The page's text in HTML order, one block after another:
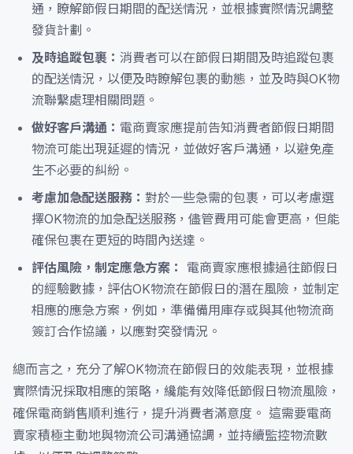
通，瞭解節假日期間的配送情況，並根據實際情況調整
發貨計劃。
及時追蹤包裹： 消費者可以在節假日期間及時追蹤包裹
的配送情況，以便及時瞭解包裹的動態，並及時與OK物
流聯繫處理相關問題。
做好客戶溝通： 電商賣家應提前告知消費者節假日期間
物流可能出現延遲的情況，並做好客戶溝通，以避免產
生不必要的糾紛。
考慮加急配送服務： 對於一些急需的包裹，可以考慮選
擇OK物流的加急配送服務，儘管費用可能會更高，但能
確保包裹在更短的時間內送達。
評估風險，制定應急方案：
電商賣家應根據過往節假日
的經驗數據，評估OK物流在節假日的潛在風險，並制定
相應的應急方案，例如，準備備用庫存或與其他物流商
簽訂合作協議，以應對突發情況。
總而言之，充分了解OK物流在節假日的效能表現，並根據
實際情況採取相應的策略，纔能有效降低節假日物流風險，
確保電商銷售順利進行，提升消費者滿意度。 這需要電商
賣家積極主動地與物流公司溝通協調，並持續監控物流數